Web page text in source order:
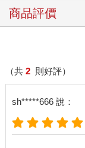
商品評價
（共 2 則好評）
sh*****666 說：